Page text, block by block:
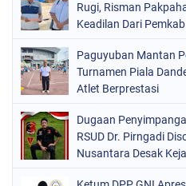
Rugi, Risman
Keadilan Dari
Paguyuban Mantan
Turnamen Piala
Atlet Berprestasi
Dugaan
RSUD Dr. Pirngadi
Nusantara Desak